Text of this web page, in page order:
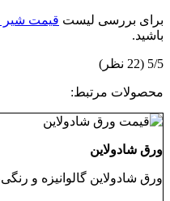
برای بررسی لیست قیمت شیر
باشید.
5/5 (22 نظر)
محصولات مرتبط:
ورق شادولاین
ورق شادولاین گالوانیزه و